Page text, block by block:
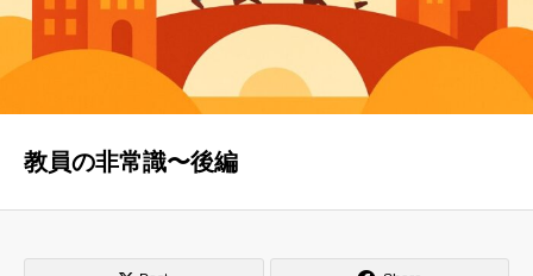
教員の非常識〜後編
知能工作研究所